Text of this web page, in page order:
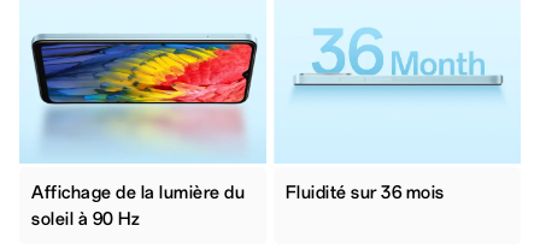
Affichage de la lumière du
soleil à 90 Hz
Fluidité sur 36 mois